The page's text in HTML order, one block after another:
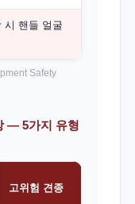
시 핸들 얼굴
Safety
— 5가지 유형
고위험 견종